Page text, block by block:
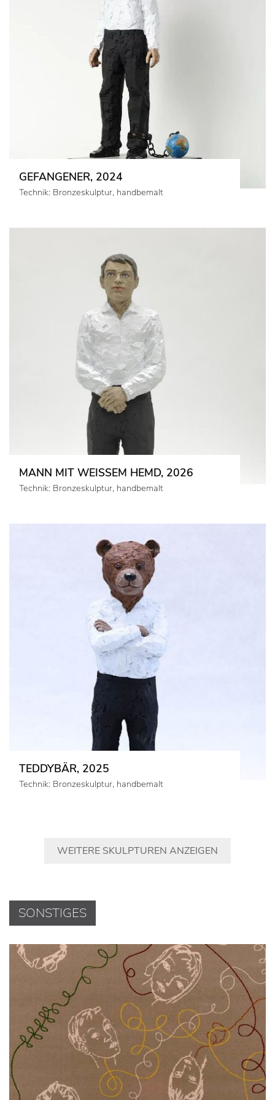
GEFANGENER, 2024
Technik: Bronzeskulptur, handbemalt
MANN MIT WEISSEM HEMD, 2026
Technik: Bronzeskulptur, handbemalt
TEDDYBÄR, 2025
Technik: Bronzeskulptur, handbemalt
WEITERE SKULPTUREN ANZEIGEN
SONSTIGES